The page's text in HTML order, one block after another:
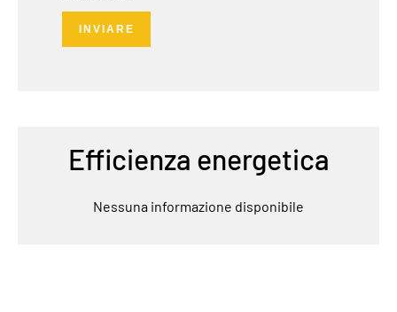
INVIARE
Efficienza energetica
Nessuna informazione disponibile